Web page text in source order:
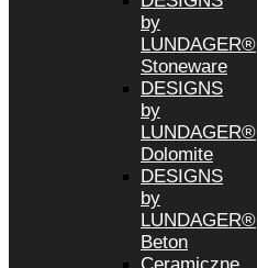
by
LUNDAGER®
Stoneware
DESIGNS
by
LUNDAGER®
Dolomite
DESIGNS
by
LUNDAGER®
Beton